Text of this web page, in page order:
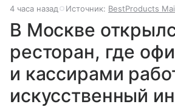
4 часа назад Источник: BestProducts
В Москве
ресторан, где
и кассирами
искусственный